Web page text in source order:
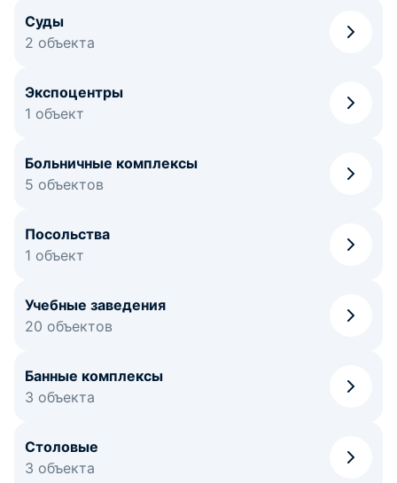
Суды
2 объекта
Экспоцентры
1 объект
Больничные комплексы
5 объектов
Посольства
1 объект
Учебные заведения
20 объектов
Банные комплексы
3 объекта
Столовые
3 объекта